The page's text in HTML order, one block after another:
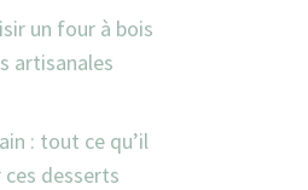
un four à bois
artisanales
: tout ce qu’il
desserts